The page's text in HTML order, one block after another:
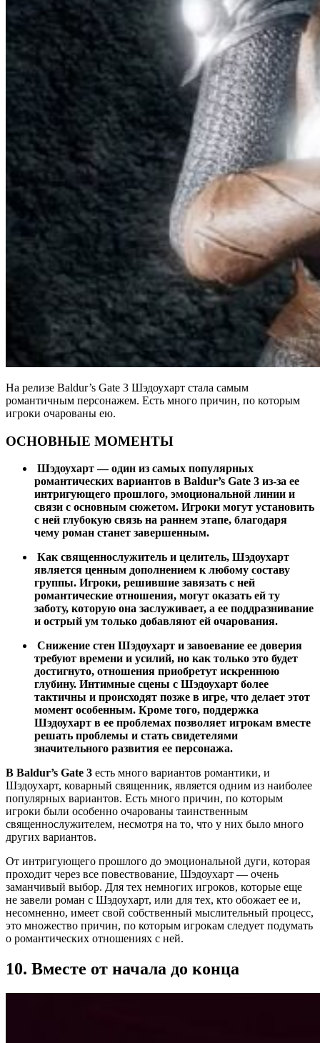
На релизе Baldur’s Gate 3 Шэдоухарт стала самым
романтичным персонажем. Есть много причин, по которым
игроки очарованы ею.
ОСНОВНЫЕ МОМЕНТЫ
Шэдоухарт — один из самых популярных
романтических вариантов в Baldur’s Gate 3 из-за ее
интригующего прошлого, эмоциональной линии и
связи с основным сюжетом. Игроки могут установить
с ней глубокую связь на раннем этапе, благодаря
чему роман станет завершенным.
Как священнослужитель и целитель, Шэдоухарт
является ценным дополнением к любому составу
группы. Игроки, решившие завязать с ней
романтические отношения, могут оказать ей ту
заботу, которую она заслуживает, а ее поддразнивание
и острый ум только добавляют ей очарования.
Снижение стен Шэдоухарт и завоевание ее доверия
требуют времени и усилий, но как только это будет
достигнуто, отношения приобретут искреннюю
глубину. Интимные сцены с Шэдоухарт более
тактичны и происходят позже в игре, что делает этот
момент особенным. Кроме того, поддержка
Шэдоухарт в ее проблемах позволяет игрокам вместе
решать проблемы и стать свидетелями
значительного развития ее персонажа.
В Baldur’s Gate 3 есть много вариантов романтики, и
Шэдоухарт, коварный священник, является одним из наиболее
популярных вариантов. Есть много причин, по которым
игроки были особенно очарованы таинственным
священнослужителем, несмотря на то, что у них было много
других вариантов.
От интригующего прошлого до эмоциональной дуги, которая
проходит через все повествование, Шэдоухарт — очень
заманчивый выбор. Для тех немногих игроков, которые еще
не завели роман с Шэдоухарт, или для тех, кто обожает ее и,
несомненно, имеет свой собственный мыслительный процесс,
это множество причин, по которым игрокам следует подумать
о романтических отношениях с ней.
10. Вместе от начала до конца